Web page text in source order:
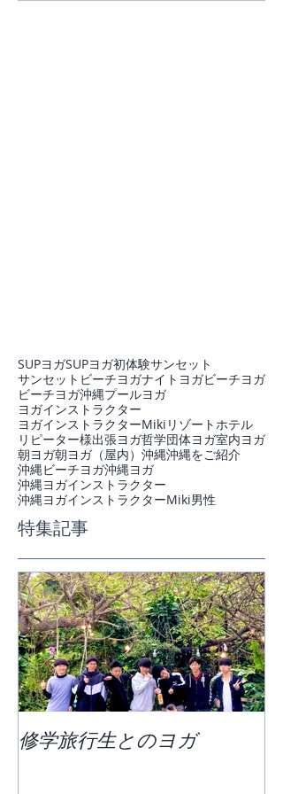
SUPヨガSUPヨガ初体験サンセット
サンセットビーチヨガナイトヨガビーチヨガ
ビーチヨガ沖縄プールヨガ
ヨガインストラクター
ヨガインストラクターMiki リゾートホテル
リピーター様出張ヨガ哲学団体ヨガ室内ヨガ
朝ヨガ朝ヨガ（屋内） 沖縄沖縄をご紹介
沖縄ビーチヨガ沖縄ヨガ
沖縄ヨガインストラクター
沖縄ヨガインストラクターMiki男性
特集記事
修学旅行生とのヨガ